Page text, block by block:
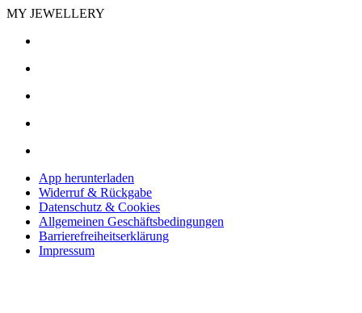
MY JEWELLERY
App herunterladen
Widerruf & Rückgabe
Datenschutz & Cookies
Allgemeinen Geschäftsbedingungen
Barrierefreiheitserklärung
Impressum